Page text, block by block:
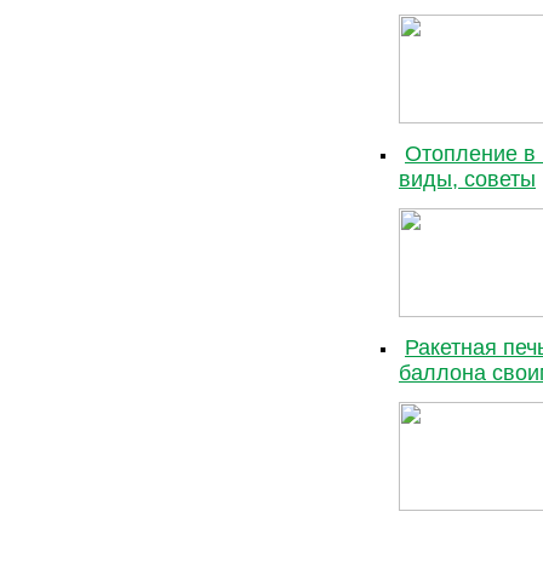
Отопление в
виды, советы
Ракетная
баллона